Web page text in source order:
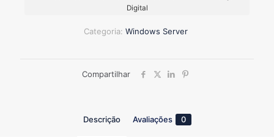
Categoria: Windows Server
Digital
Compartilhar
Descrição Avaliações 0